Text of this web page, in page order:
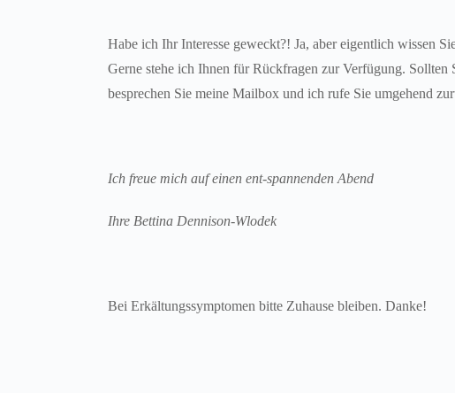
Habe ich Ihr Interesse geweckt?! Ja, aber eigentlich wissen
Gerne stehe ich Ihnen für Rückfragen zur Verfügung.
besprechen Sie meine Mailbox und ich rufe Sie umgehend
Ich freue mich auf einen ent-spannenden Abend
Ihre Bettina Dennison-Wlodek
Bei Erkältungssymptomen bitte Zuhause bleiben. Danke!